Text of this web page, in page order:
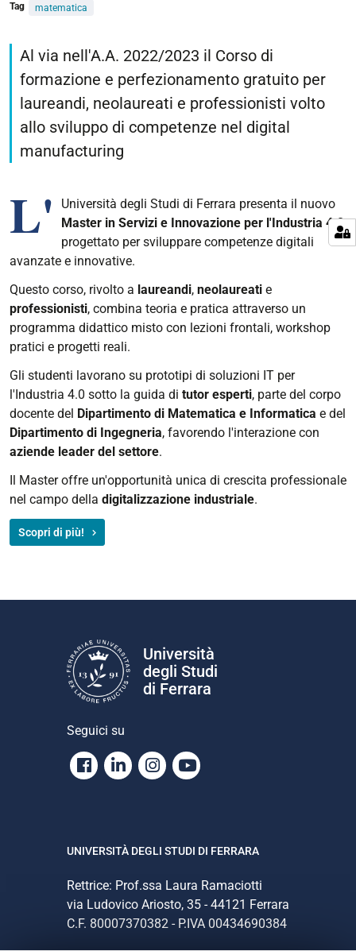
Tag matematica
Al via nell'A.A. 2022/2023 il Corso di
formazione e perfezionamento gratuito per
laureandi, neolaureati e professionisti volto
allo sviluppo di competenze nel digital
manufacturing
L'
Università degli Studi di Ferrara presenta il nuovo
Master in Servizi e Innovazione per l'Industria 4.0,
progettato per sviluppare competenze digitali
avanzate e innovative.
Questo corso, rivolto a laureandi, neolaureati e
professionisti, combina teoria e pratica attraverso un
programma didattico misto con lezioni frontali, workshop
pratici e progetti reali.
Gli studenti lavorano su prototipi di soluzioni IT per
l'Industria 4.0 sotto la guida di tutor esperti, parte del corpo
docente del Dipartimento di Matematica e Informatica e del
Dipartimento di Ingegneria, favorendo l'interazione con
aziende leader del settore.
Il Master offre un'opportunità unica di crescita professionale
nel campo della digitalizzazione industriale.
Scopri di più!
Università
degli Studi
di Ferrara
Seguici su
Facebook
LinkedinInstagram
Youtube
UNIVERSITÀ DEGLI STUDI DI FERRARA
Rettrice: Prof.ssa Laura Ramaciotti
via Ludovico Ariosto, 35 - 44121 Ferrara
C.F. 80007370382 - P.IVA 00434690384